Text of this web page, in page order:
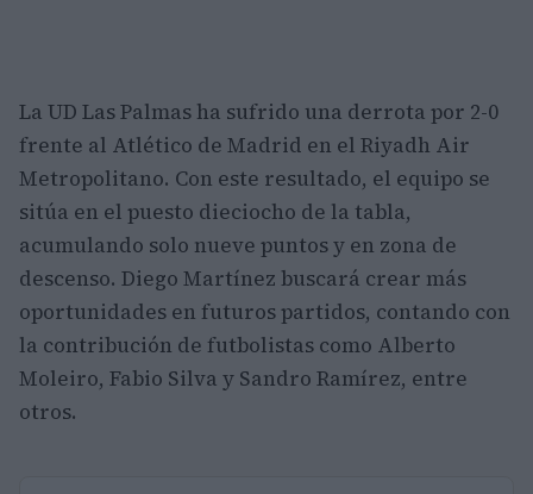
La UD Las Palmas ha sufrido una derrota por 2-0
frente al Atlético de Madrid en el Riyadh Air
Metropolitano. Con este resultado, el equipo se
sitúa en el puesto dieciocho de la tabla,
acumulando solo nueve puntos y en zona de
descenso. Diego Martínez buscará crear más
oportunidades en futuros partidos, contando con
la contribución de futbolistas como Alberto
Moleiro, Fabio Silva y Sandro Ramírez, entre
otros.